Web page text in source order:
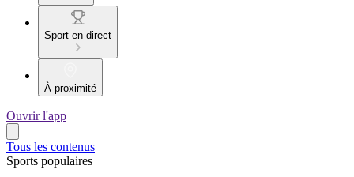
Sport en direct
À proximité
Ouvrir l'app
Tous les contenus
Sports populaires